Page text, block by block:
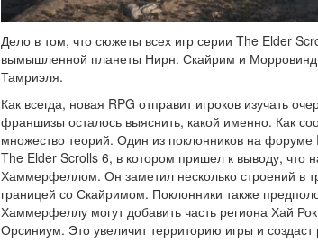
Дело в том, что сюжеты всех игр серии The Elder
вымышленной планеты Нирн. Скайрим и
Тамриэля.
Как всегда, новая RPG отправит игроков изучать
франшизы осталось выяснить, какой именно. Как
множество теорий. Один из поклонников на форуме
The Elder Scrolls 6, в котором пришел к выводу, что
Хаммерфеллом. Он заметил несколько строений в
границей со Скайримом. Поклонники также
Хаммерфеллу могут добавить часть региона Хай
Орсиниум. Это увеличит территорию игры и